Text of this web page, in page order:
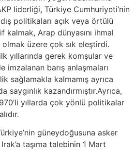
liderliği, Türkiye Cumhuriyeti’nin
politikaları açık veya örtülü
kalmak, Arap dünyasını ihmal
üzere çok sık eleştirdi.
yıllarında gerek komşular ve
imzalanan barış anlaşmaları
sağlamakla kalmamış ayrıca
saygınlık kazandırmıştır.Ayrıca,
yıllarda çok yönlü politikalar
güneydoğusuna asker
taşıma talebinin 1 Mart